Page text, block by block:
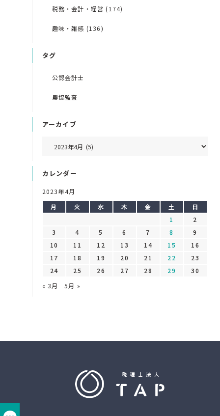
税務・会計・経営 (174)
趣味・雑感 (136)
タグ
公認会計士
農協監査
アーカイブ
カレンダー
2023年4月
月
火 水 木 金 土
日
1
2
3
4 5 6 7 8
9
10
11 12 13 14 15
16
17
18 19 20 21 22
23
24
25 26 27 28 29
30
« 3月
5月 »